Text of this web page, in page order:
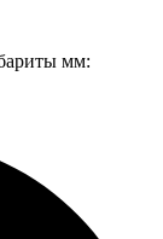
мм: